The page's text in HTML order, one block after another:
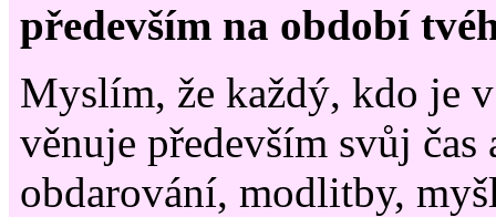
především na období
Myslím, že každý, kdo je
věnuje především svůj čas
obdarování, modlitby,